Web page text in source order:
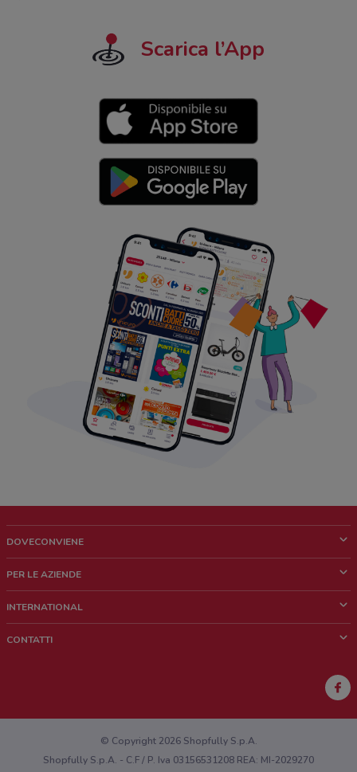
Scarica l’App
DOVECONVIENE
Chi siamo
Lavora con noi
PER LE AZIENDE
Richieste commerciali e marketing
INTERNATIONAL
CONTATTI
Hai un malfunzionamento sul web o sull'app?
© Copyright 2026 Shopfully S.p.A.
Shopfully S.p.A. - C.F / P. Iva 03156531208 REA: MI-2029270